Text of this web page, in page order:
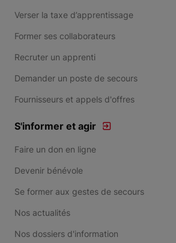
Verser la taxe d’apprentissage
Former ses collaborateurs
Recruter un apprenti
Demander un poste de secours
Fournisseurs et appels d'offres
S'informer et agir
Faire un don en ligne
Devenir bénévole
Se former aux gestes de secours
Nos actualités
Nos dossiers d'information